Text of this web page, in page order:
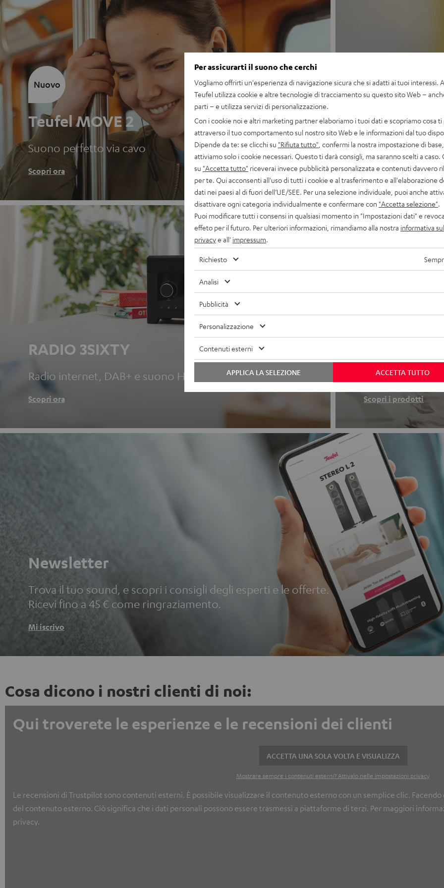
Teufel MOVE 2
Suono perfetto via cavo
Scopri ora
Nuovo
MOTIV®
Stile incontra
Scopri ora
Nuovo
RADIO 3SIXTY
Radio internet, DAB+ e suono HiFi tutto in uno.
Scopri ora
Innamorati al
Scopri i prodotti
Newsletter
Trova il tuo sound, e scopri i consigli degli esperti e le offerte.
Ricevi fino a 45 € come ringraziamento.
Mi iscrivo
Cosa dicono i nostri clienti di noi:
Qui troverete le esperienze e le recensioni dei clienti
ACCETTA UNA SOLA VOLTA E VISUALIZZA
Mostrare sempre i contenuti esterni? Attivalo nelle impostazioni privacy
Le recensioni di Trustpilot sono contenuti esterni. È possibile visualizzare il contenuto esterno con un semplice clic.
del contenuto esterno. Ciò significa che i dati personali possono essere trasmessi a piattaforme di terzi. Per maggiori
privacy.
Per assicurarti il suono che cerchi
Vogliamo offrirti un'esperienza di navigazione sicura che si adatti ai tuoi interessi.
Teufel utilizza cookie e altre tecnologie di tracciamento su questo sito Web –
parti – e utilizza servizi di personalizzazione.
Con i cookie noi e altri marketing partner elaboriamo i tuoi dati e scopriamo cosa ti
attraverso il tuo comportamento sul nostro sito Web e le informazioni dal tuo
Dipende da te: se clicchi su "Rifiuta tutto" , confermi la nostra impostazione di
attiviamo solo i cookie necessari. Questo ti darà consigli, ma saranno scelti a caso.
su "Accetta tutto" riceverai invece pubblicità personalizzata e contenuti davvero
per te. Qui acconsenti all'uso di tutti i cookie e al trasferimento e all'elaborazione
dati nei paesi al di fuori dell’UE/SEE. Per una selezione individuale, puoi anche
disattivare ogni categoria individualmente e confermare con "Accetta selezione"
Puoi modificare tutti i consensi in qualsiasi momento in "Impostazioni dati" e
effeto per il futuro. Per ulteriori informazioni, rimandiamo alla nostra informativa
privacye all' impressum
Richiesto
Analisi
Pubblicità
Personalizzazione
Contenuti esterni
ACCETTA TUTTO
APPLICA LA SELEZIONE